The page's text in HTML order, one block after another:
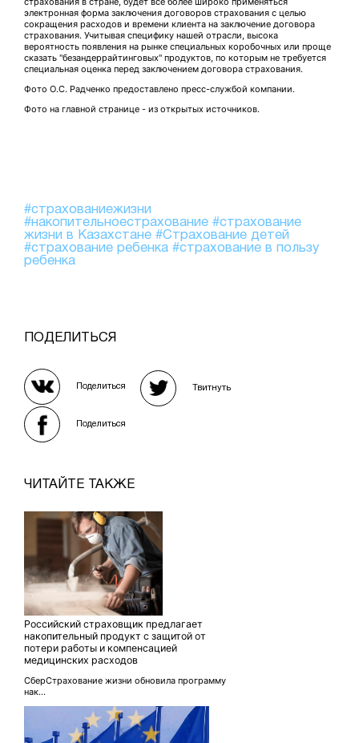
электронная форма заключения договоров страхования с целью
сокращения расходов и времени клиента на заключение договора
страхования. Учитывая специфику нашей отрасли, высока
вероятность появления на рынке специальных коробочных или проще
сказать "безандеррайтинговых" продуктов, по которым не требуется
специальная оценка перед заключением договора страхования.
Фото О.С. Радченко предоставлено пресс-службой компании.
Фото на главной странице - из открытых источников.
#страхованиежизни
#накопительноестрахование #страхование
жизни в Казахстане #Страхование детей
#страхование ребенка #страхование в пользу
ребенка
ПОДЕЛИТЬСЯ
Поделиться Твитнуть
Поделиться
ЧИТАЙТЕ ТАКЖЕ
Российский страховщик предлагает
накопительный продукт с защитой от
потери работы и компенсацией
медицинских расходов
СберСтрахование жизни обновила программу
нак...